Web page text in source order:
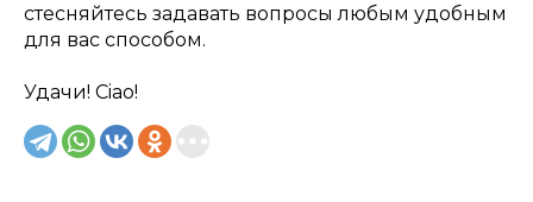
стесняйтесь задавать вопросы любым удобным
для вас способом.
Удачи! Ciao!